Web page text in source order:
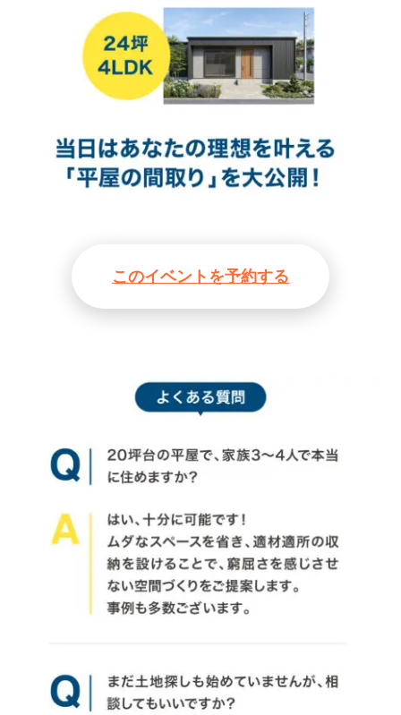
このイベントを予約する